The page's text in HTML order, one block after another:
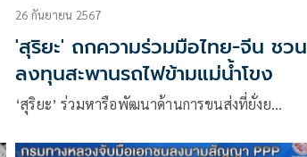
26 กันยายน 2567
'สุริยะ' ถกความร่วมมือไทย-จีน ชวน
ลงทุนสะพานรถไฟข้ามแม่น้ำโขง
‘สุริยะ’ ร่วมหารือพัฒนาด้านการขนส่งที่ยั่งย…